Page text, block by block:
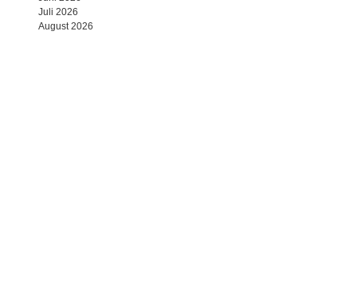
Juli 2026
August 2026